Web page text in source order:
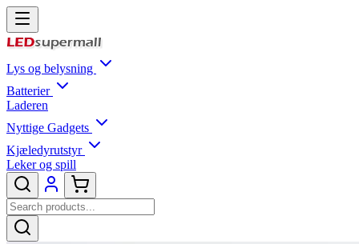
Lys og belysning
Batterier
Laderen
Nyttige Gadgets
Kjæledyrutstyr
Leker og spill